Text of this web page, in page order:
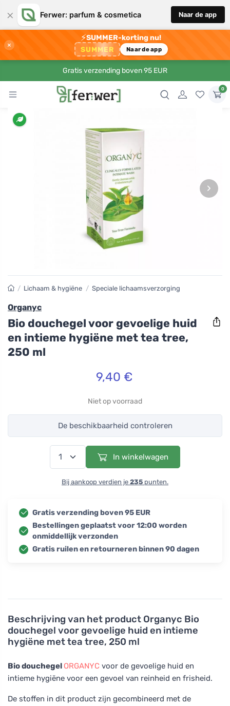
× Ferwer: parfum & cosmetica Naar de app
×
⚡SUMMER-korting nu!
SUMMER Naar de app
Gratis verzending boven 95 EUR
0
›
Beschrijving van het product Organyc Bio
douchegel voor gevoelige huid en intieme
hygiëne met tea tree, 250 ml
Bio douchegel ORGANYC voor de gevoelige huid en
intieme hygiëne voor een gevoel van reinheid en frisheid.
De stoffen in dit product zijn gecombineerd met de
/ Lichaam & hygiëne / Speciale lichaamsverzorging
Organyc
Bio douchegel voor gevoelige huid
en intieme hygiëne met tea tree,
250 ml
9,40 €
Niet op voorraad
De beschikbaarheid controleren
In winkelwagen
Bij aankoop verdien je 235 punten.
Gratis verzending boven 95 EUR
Bestellingen geplaatst voor 12:00 worden
onmiddellijk verzonden
Gratis ruilen en retourneren binnen 90 dagen